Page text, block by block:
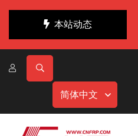
本站动态
简体中文